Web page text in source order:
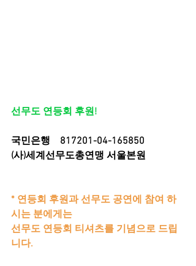
선무도 연등회 후원!
국민은행    817201-04-165850
(사)세계선무도총연맹 서울본원
* 연등회 후원과 선무도 공연에 참여 하
시는 분에게는
선무도 연등회 티셔츠를 기념으로 드립
니다.